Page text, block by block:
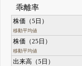
乖離率
株価（5日）
移動平均値
株価（25日）
移動平均値
出来高（5日）